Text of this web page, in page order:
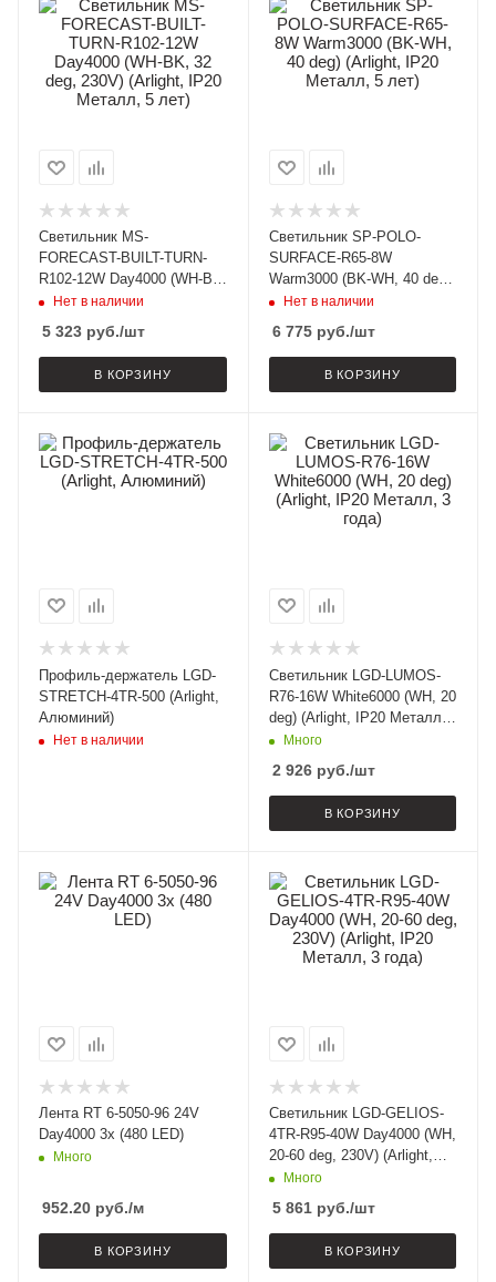
Светильник MS-
FORECAST-BUILT-TURN-
R102-12W Day4000 (WH-BK,
32 deg, 230V) (Arlight, IP20
Нет в наличии
5 323 руб./шт
В КОРЗИНУ
Светильник SP-POLO-
SURFACE-R65-8W
Warm3000 (BK-WH, 40 deg)
(Arlight, IP20 Металл, 5
Нет в наличии
6 775руб./шт
В КОРЗИНУ
Профиль-держатель LGD-
STRETCH-4TR-500 (Arlight,
Алюминий)
Нет в наличии
Светильник LGD-LUMOS-
R76-16W White6000 (WH, 20
deg) (Arlight, IP20 Металл,
3 года)
Много
2 926руб./шт
В КОРЗИНУ
Лента RT 6-5050-96 24V
Day4000 3x (480 LED)
Много
952.20 руб./м
В КОРЗИНУ
Светильник LGD-GELIOS-
4TR-R95-40W Day4000 (WH,
20-60 deg, 230V) (Arlight,
IP20 Металл, 3 года)
Много
5 861руб./шт
В КОРЗИНУ